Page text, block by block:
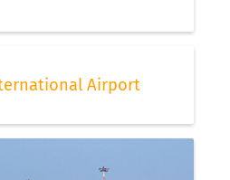
Airport